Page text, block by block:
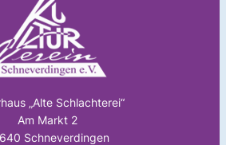
„Alte Schlachterei“
Am Markt 2
Schneverdingen